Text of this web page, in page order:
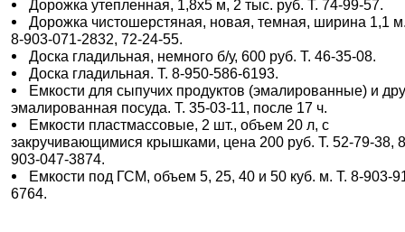
Дорожка утепленная, 1,8х5 м, 2 тыс. руб. Т. 74-99-57.
Дорожка чистошерстяная, новая, темная, ширина 1,1
8-903-071-2832, 72-24-55.
Доска гладильная, немного б/у, 600 руб. Т. 46-35-08.
Доска гладильная. Т. 8-950-586-6193.
Емкости для сыпучих продуктов (эмалированные) и
эмалированная посуда. Т. 35-03-11, после 17 ч.
Емкости пластмассовые, 2 шт., объем 20 л, с
закручивающимися крышками, цена 200 руб. Т. 52-79-38,
903-047-3874.
Емкости под ГСМ, объем 5, 25, 40 и 50 куб. м. Т. 8-903-
6764.